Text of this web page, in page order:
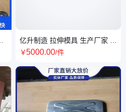
亿升制造 拉伸模具 生产厂家 按
需定制 适用范围广泛
￥5000.00/件